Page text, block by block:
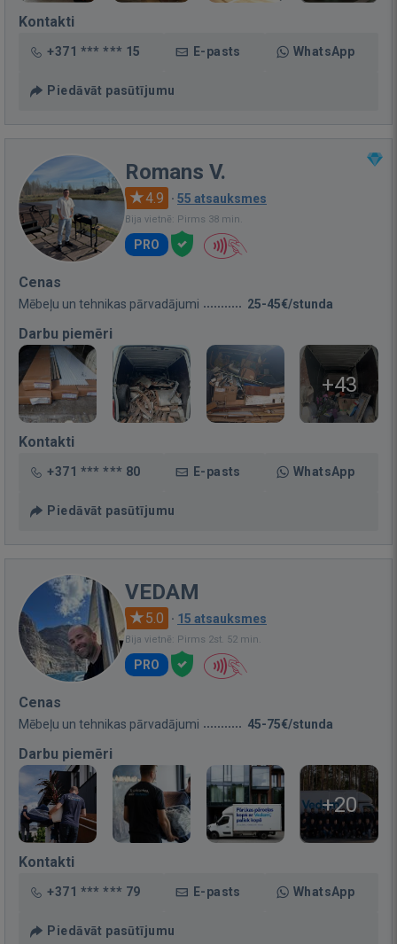
Kontakti
+371 *** *** 15 E-pasts WhatsApp
Piedāvāt pasūtījumu
Romans V.
4.9 · 55 atsauksmes
Bija vietnē: Pirms 38 min.
PRO
Cenas
Mēbeļu un tehnikas pārvadājumi 25-45€/stunda
Darbu piemēri
+43
Kontakti
+371 *** *** 80 E-pasts WhatsApp
Piedāvāt pasūtījumu
VEDAM
5.0 · 15 atsauksmes
Bija vietnē: Pirms 2st. 52 min.
PRO
Cenas
Mēbeļu un tehnikas pārvadājumi 45-75€/stunda
Darbu piemēri
+20
Kontakti
+371 *** *** 79 E-pasts WhatsApp
Piedāvāt pasūtījumu